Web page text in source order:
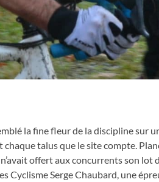
la fine fleur de la discipline sur
talus que le site compte.
offert aux concurrents son lot
Cyclisme Serge Chaubard, une